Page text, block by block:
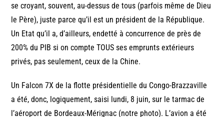
se croyant, souvent, au-dessus de tous (parfois même de Dieu
le Père), juste parce qu’il est un président de la République.
Un Etat qu’il a, d’ailleurs, endetté à concurrence de près de
200% du PIB si on compte TOUS ses emprunts extérieurs
privés, pas seulement, ceux de la Chine.
Un Falcon 7X de la flotte présidentielle du Congo-Brazzaville
a été, donc, logiquement, saisi lundi, 8 juin, sur le tarmac de
l’aéroport de Bordeaux-Mérignac (notre photo). L’avion a été